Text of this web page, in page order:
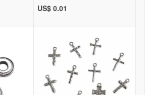
US$ 0.01